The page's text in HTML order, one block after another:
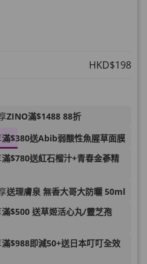
加購1件
樺樹水份防曬霜 50ml
2月)
加購1件
HKD$198
ZINO滿$1488 88折
滿$380送Abib弱酸性魚腥草面膜
滿$780送紅石榴汁+青春金蔘精
送理膚泉 無香大哥大防曬 50ml
滿$500 送草姬活心丸/靈芝孢
滿$988即減50+送日本叮叮全效